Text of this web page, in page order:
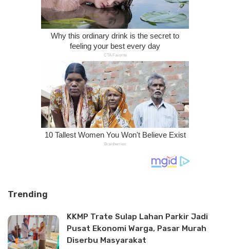
Trending
KKMP Trate Sulap Lahan Parkir Jadi
Pusat Ekonomi Warga, Pasar Murah
Diserbu Masyarakat